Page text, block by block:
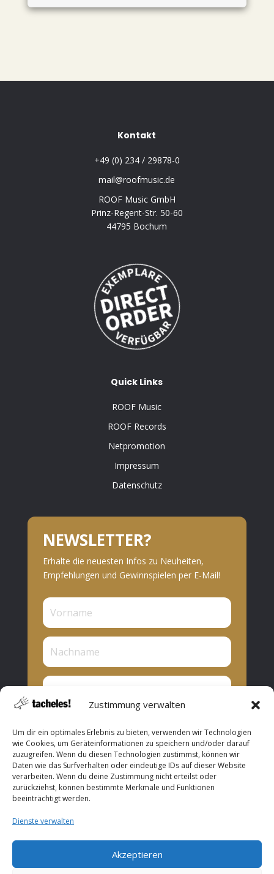
Zustimmung verwalten
Um dir ein optimales Erlebnis zu bieten, verwenden wir Technologien
wie Cookies, um Geräteinformationen zu speichern und/oder darauf
zuzugreifen. Wenn du diesen Technologien zustimmst, können wir
Daten wie das Surfverhalten oder eindeutige IDs auf dieser Website
verarbeiten. Wenn du deine Zustimmung nicht erteilst oder
zurückziehst, können bestimmte Merkmale und Funktionen
beeinträchtigt werden.
Dienste verwalten
Akzeptieren
Kontakt
+49 (0) 234 / 29878-0
mail@roofmusic.de
ROOF Music GmbH
Prinz-Regent-Str. 50-60
44795 Bochum
Quick Links
ROOF Music
ROOF Records
Netpromotion
Impressum
Datenschutz
NEWSLETTER?
Erhalte die neuesten Infos zu Neuheiten,
Empfehlungen und Gewinnspielen per E-Mail!
Privat
Presse
Abonnieren
Copyright © 2026 ROOF Music. All Rights Reserved.